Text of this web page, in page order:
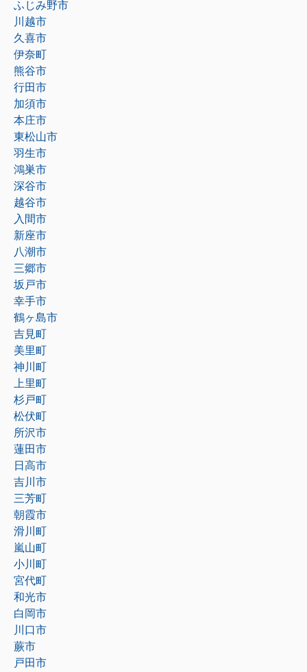
ふじみ野市
川越市
久喜市
伊奈町
熊谷市
行田市
加須市
本庄市
東松山市
羽生市
鴻巣市
深谷市
越谷市
入間市
新座市
八潮市
三郷市
坂戸市
幸手市
鶴ヶ島市
吉見町
美里町
神川町
上里町
杉戸町
松伏町
所沢市
蓮田市
日高市
吉川市
三芳町
朝霞市
滑川町
嵐山町
小川町
宮代町
和光市
白岡市
川口市
蕨市
戸田市